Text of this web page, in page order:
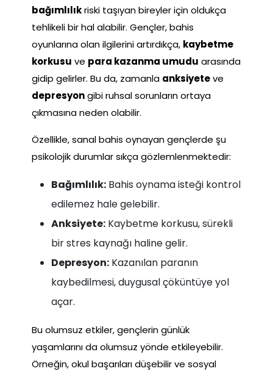
bağımlılıkriski taşıyan bireyler için oldukça
tehlikeli bir hal alabilir. Gençler, bahis
oyunlarına olan ilgilerini artırdıkça, kaybetme
korkusu ve para kazanma umudu arasında
gidip gelirler. Bu da, zamanla anksiyeteve
depresyongibi ruhsal sorunların ortaya
çıkmasına neden olabilir.
Özellikle, sanal bahis oynayan gençlerde şu
psikolojik durumlar sıkça gözlemlenmektedir:
Bağımlılık: Bahis oynama isteği kontrol
edilemez hale gelebilir.
Anksiyete: Kaybetme korkusu, sürekli
bir stres kaynağı haline gelir.
Depresyon: Kazanılan paranın
kaybedilmesi, duygusal çöküntüye yol
açar.
Bu olumsuz etkiler, gençlerin günlük
yaşamlarını da olumsuz yönde etkileyebilir.
Örneğin, okul başarıları düşebilir ve sosyal